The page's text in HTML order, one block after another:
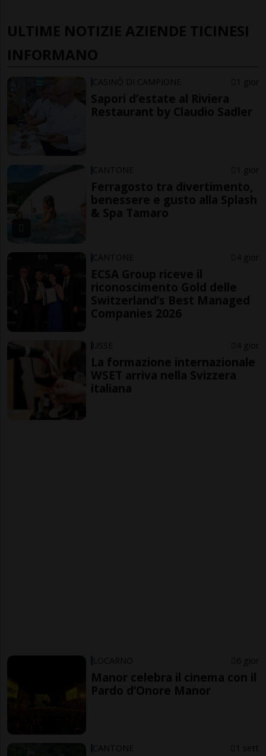
ULTIME NOTIZIE AZIENDE TICINESI
INFORMANO
CASINÒ DI CAMPIONE 1 gior
Sapori d’estate al Riviera
Restaurant by Claudio Sadler
CANTONE 1 gior
Ferragosto tra divertimento,
benessere e gusto alla Splash
& Spa Tamaro
CANTONE 4 gior
ECSA Group riceve il
riconoscimento Gold delle
Switzerland’s Best Managed
Companies 2026
USSE 4 gior
La formazione internazionale
WSET arriva nella Svizzera
italiana
LOCARNO 6 gior
Manor celebra il cinema con il
Pardo d’Onore Manor
CANTONE 1 sett